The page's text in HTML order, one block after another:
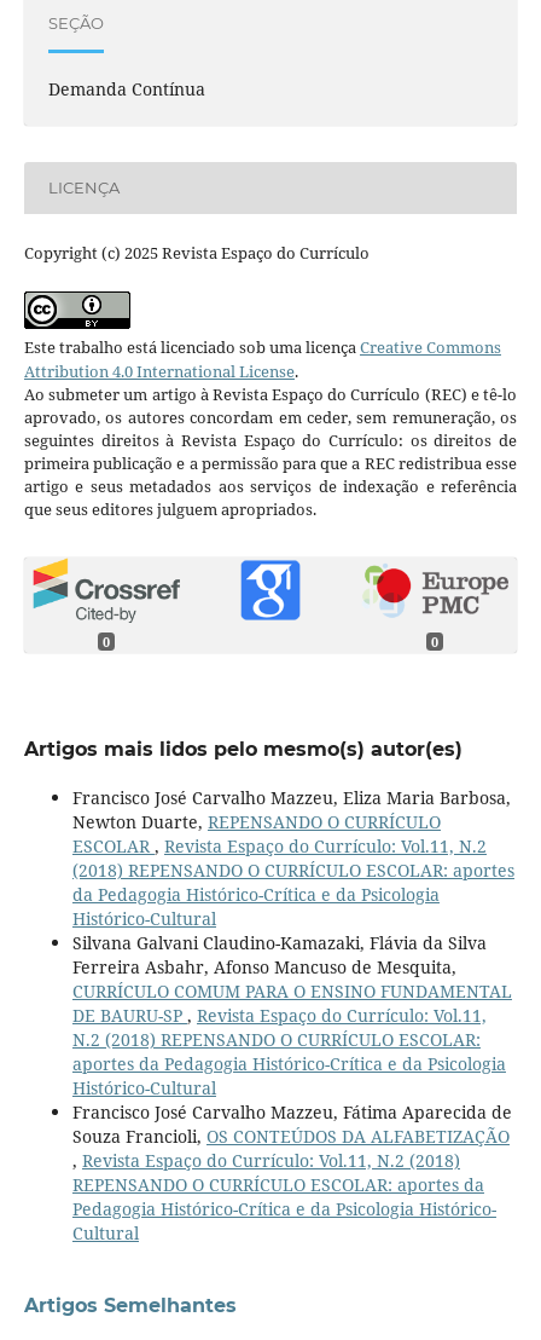
SEÇÃO
Demanda Contínua
LICENÇA
Copyright (c) 2025 Revista Espaço do Currículo
Este trabalho está licenciado sob uma licençaCreative Commons
Attribution 4.0 International License.
Ao submeter um artigo à Revista Espaço do Currículo (REC) e tê-lo
aprovado, os autores concordam em ceder, sem remuneração, os
seguintes direitos à Revista Espaço do Currículo: os direitos de
primeira publicação e a permissão para que a REC redistribua esse
artigo e seus metadados aos serviços de indexação e referência
que seus editores julguem apropriados.
0 0
Artigos mais lidos pelo mesmo(s) autor(es)
Francisco José Carvalho Mazzeu, Eliza Maria Barbosa,
Newton Duarte, REPENSANDO O CURRÍCULO
ESCOLAR , Revista Espaço do Currículo: Vol.11, N.2
(2018) REPENSANDO O CURRÍCULO ESCOLAR: aportes
da Pedagogia Histórico-Crítica e da Psicologia
Histórico-Cultural
Silvana Galvani Claudino-Kamazaki, Flávia da Silva
Ferreira Asbahr, Afonso Mancuso de Mesquita,
CURRÍCULO COMUM PARA O ENSINO FUNDAMENTAL
DE BAURU-SP , Revista Espaço do Currículo: Vol.11,
N.2 (2018) REPENSANDO O CURRÍCULO ESCOLAR:
aportes da Pedagogia Histórico-Crítica e da Psicologia
Histórico-Cultural
Francisco José Carvalho Mazzeu, Fátima Aparecida de
Souza Francioli, OS CONTEÚDOS DA ALFABETIZAÇÃO
, Revista Espaço do Currículo: Vol.11, N.2 (2018)
REPENSANDO O CURRÍCULO ESCOLAR: aportes da
Pedagogia Histórico-Crítica e da Psicologia Histórico-
Cultural
Artigos Semelhantes